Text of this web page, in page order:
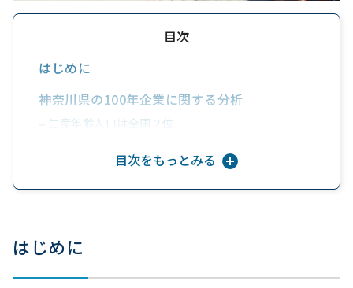
目次
はじめに
神奈川県の100年企業に関する分析
生産年齢人口は全国２位
2.神奈川県の100年企業データ
③市町村別は『横浜市』が最多
④産業は『不動産業』と『サービス業』が全国5位
目次をもっとみる
はじめに